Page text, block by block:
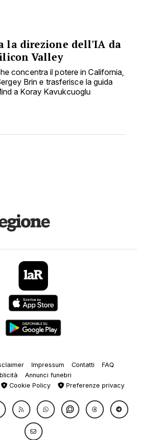
la direzione dell'IA da
Valley
concentra il potere in California,
Brin e trasferisce la guida
a Koray Kavukcuoglu
Impressum Contatti
FAQ
Annunci funebri
Cookie Policy Preferenze privacy